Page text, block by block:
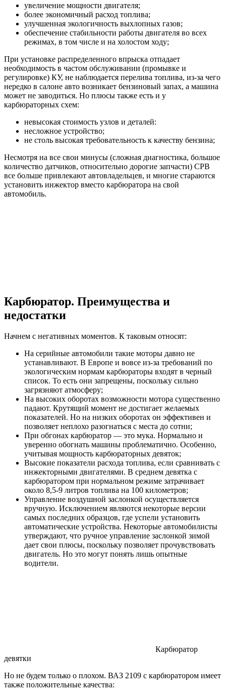
увеличение мощности двигателя;
более экономичный расход топлива;
улучшенная экологичность выхлопных газов;
обеспечение стабильности работы двигателя во всех
режимах, в том числе и на холостом ходу;
При установке распределенного впрыска отпадает
необходимость в частом обслуживании (промывке и
регулировке) КУ, не наблюдается перелива топлива, из-за чего
нередко в салоне авто возникает бензиновый запах, а машина
может не заводиться. Но плюсы также есть и у
карбюраторных схем:
невысокая стоимость узлов и деталей:
несложное устройство;
не столь высокая требовательность к качеству бензина;
Несмотря на все свои минусы (сложная диагностика, большое
количество датчиков, относительно дорогие запчасти) СРВ
все больше привлекают автовладельцев, и многие стараются
установить инжектор вместо карбюратора на свой
автомобиль.
Карбюратор. Преимущества и
недостатки
Начнем с негативных моментов. К таковым относят:
На серийные автомобили такие моторы давно не
устанавливают. В Европе и вовсе из-за требований по
экологическим нормам карбюраторы входят в черный
список. То есть они запрещены, поскольку сильно
загрязняют атмосферу;
На высоких оборотах возможности мотора существенно
падают. Крутящий момент не достигает желаемых
показателей. Но на низких оборотах он эффективен и
позволяет неплохо разогнаться с места до сотни;
При обгонах карбюратор — это мука. Нормально и
уверенно обогнать машины проблематично. Особенно,
учитывая мощность карбюраторных девяток;
Высокие показатели расхода топлива, если сравнивать с
инжекторными двигателями. В среднем девятка с
карбюратором при нормальном режиме затрачивает
около 8,5-9 литров топлива на 100 километров;
Управление воздушной заслонкой осуществляется
вручную. Исключением являются некоторые версии
самых последних образцов, где успели установить
автоматические устройства. Некоторые автомобилисты
утверждают, что ручное управление заслонкой зимой
дает свои плюсы, поскольку позволяет прочувствовать
двигатель. Но это могут понять лишь опытные
водители.
Карбюратор
девятки
Но не будем только о плохом. ВАЗ 2109 с карбюратором имеет
также положительные качества: